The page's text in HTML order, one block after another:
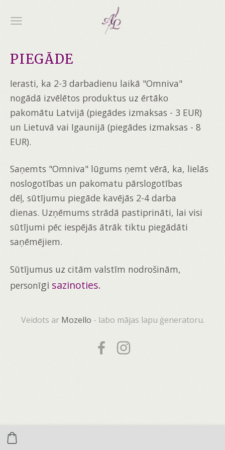
PIEGĀDE
Ierasti, ka 2-3 darbadienu laikā "Omniva"
nogādā izvēlētos produktus uz ērtāko
pakomātu Latvijā (piegādes izmaksas - 3 EUR)
un Lietuvā vai Igaunijā (piegādes izmaksas - 8
EUR).
Saņemts "Omniva" lūgums ņemt vērā, ka, lielās
noslogotības un pakomatu pārslogotības
dēļ, sūtījumu piegāde kavējās 2-4 darba
dienas. Uzņēmums strādā pastiprināti, lai visi
sūtījumi pēc iespējās ātrāk tiktu piegādāti
saņēmējiem.
Sūtījumus uz citām valstīm nodrošinām,
personīgi sazinoties.
Veidots ar Mozello - labo mājas lapu ģeneratoru.